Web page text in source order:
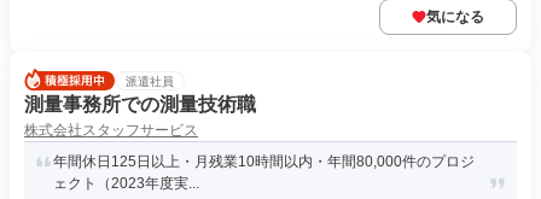
気になる
派遣社員
測量事務所での測量技術職
株式会社スタッフサービス
年間休日125日以上・月残業10時間以内・年間80,000件のプロジ
ェクト（2023年度実...